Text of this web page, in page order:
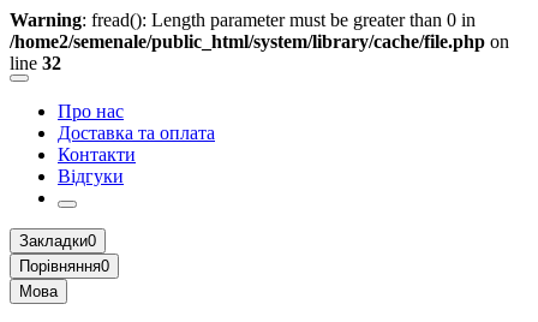
Warning: fread(): Length parameter must be greater than 0 in
/home2/semenale/public_html/system/library/cache/file.php on
line 32
Про нас
Доставка та оплата
Контакти
Відгуки
Закладки0
Порівняння0
Мова